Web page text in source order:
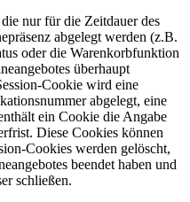
nur für die Zeitdauer des
abgelegt werden (z.B.
oder die Warenkorbfunktion
überhaupt
Cookie wird eine
abgelegt, eine
ein Cookie die Angabe
Diese Cookies können
Cookies werden gelöscht,
beendet haben und
schließen.